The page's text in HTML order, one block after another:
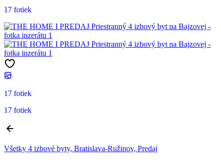
17 fotiek
17 fotiek
17 fotiek
Všetky 4 izbové byty, Bratislava-Ružinov, Predaj